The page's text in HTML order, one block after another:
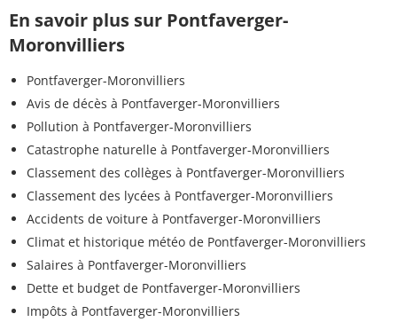
En savoir plus sur Pontfaverger-
Moronvilliers
Pontfaverger-Moronvilliers
Avis de décès à Pontfaverger-Moronvilliers
Pollution à Pontfaverger-Moronvilliers
Catastrophe naturelle à Pontfaverger-Moronvilliers
Classement des collèges à Pontfaverger-Moronvilliers
Classement des lycées à Pontfaverger-Moronvilliers
Accidents de voiture à Pontfaverger-Moronvilliers
Climat et historique météo de Pontfaverger-Moronvilliers
Salaires à Pontfaverger-Moronvilliers
Dette et budget de Pontfaverger-Moronvilliers
Impôts à Pontfaverger-Moronvilliers